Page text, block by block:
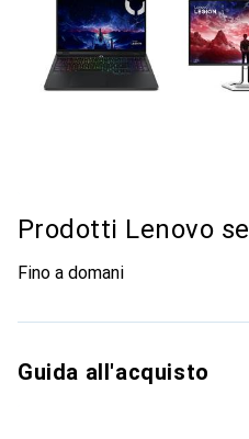
Prodotti Lenovo
Fino a domani
Guida all'acquisto